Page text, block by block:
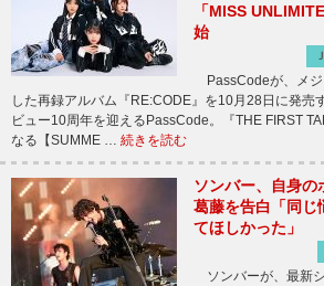
「MISS
始
PassCodeが、メジ
した再録アルバム『RE:CODE』を10月28日に発
ビュー10周年を迎えるPassCode。『THE FIRST
なる【SUMME … 続きを読む
ソンバー、自身
葛藤を告白「同じ
てほしかった」
ソンバーが、最新